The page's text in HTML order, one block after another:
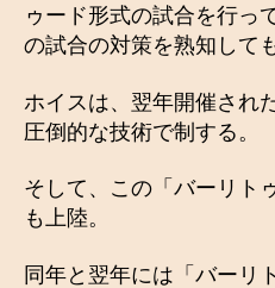
ゥード形式の試合を行っ
の試合の対策を熟知して
ホイスは、翌年開催され
圧倒的な技術で制する。
そして、この「バーリト
も上陸。
同年と翌年には「バーリ